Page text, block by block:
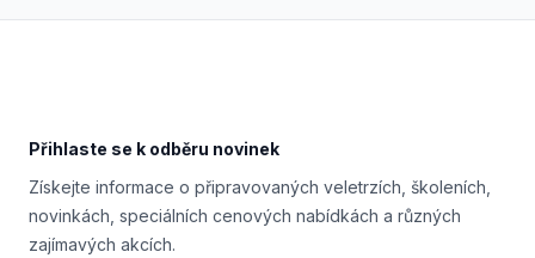
Přihlaste se k odběru novinek
Získejte informace o připravovaných veletrzích, školeních,
novinkách, speciálních cenových nabídkách a různých
zajímavých akcích.